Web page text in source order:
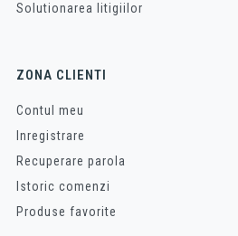
Solutionarea litigiilor
ZONA CLIENTI
Contul meu
Inregistrare
Recuperare parola
Istoric comenzi
Produse favorite